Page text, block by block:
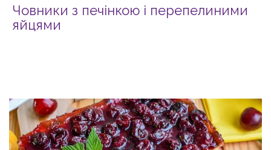
Човники з печінкою і перепелиними
яйцями